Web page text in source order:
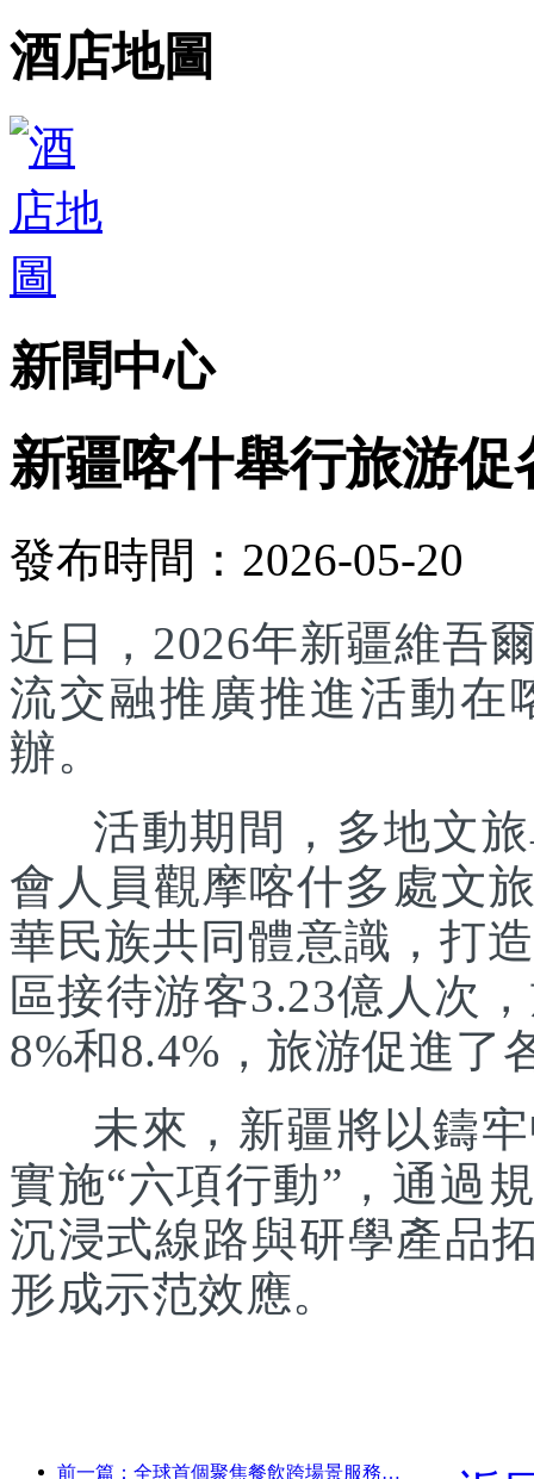
酒店地圖
新聞中心
新疆喀什舉行旅游
發布時間：2026-05-20
近日，2026年新疆維吾
流交融推廣推進活動在
辦。
活動期間，多地文旅
會人員觀摩喀什多處文
華民族共同體意識，打
區接待游客3.23億人次
8%和8.4%，旅游促進了
未來，新疆將以鑄牢
實施“六項行動”，通過
沉浸式線路與研學產品
形成示范效應。
前一篇：全球首個聚焦餐飲跨場景服務的人形機器人發布